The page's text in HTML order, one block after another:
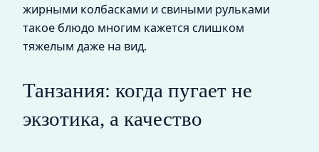
жирными колбасками и свиными рульками
такое блюдо многим кажется слишком
тяжелым даже на вид.
Танзания: когда пугает не
экзотика, а качество